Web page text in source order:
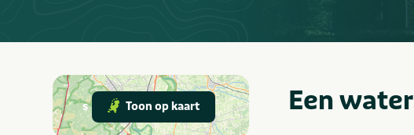
s Toon op kaart Een